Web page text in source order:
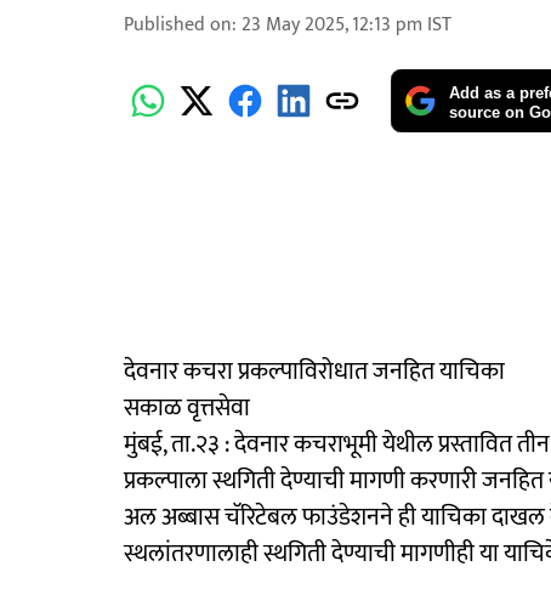
Published on: 23 May 2025, 12:13 pm IST
Add as a
source on
देवनार कचरा प्रकल्पाविरोधात जनहित याचिका
सकाळ वृत्तसेवा
मुंबई, ता.२३ : देवनार कचराभूमी येथील प्रस्तावित
प्रकल्पाला स्थगिती देण्याची मागणी करणारी
अल अब्बास चॅरिटेबल फाउंडेशनने ही याचिका दाखल
स्थलांतरणालाही स्थगिती देण्याची मागणीही या